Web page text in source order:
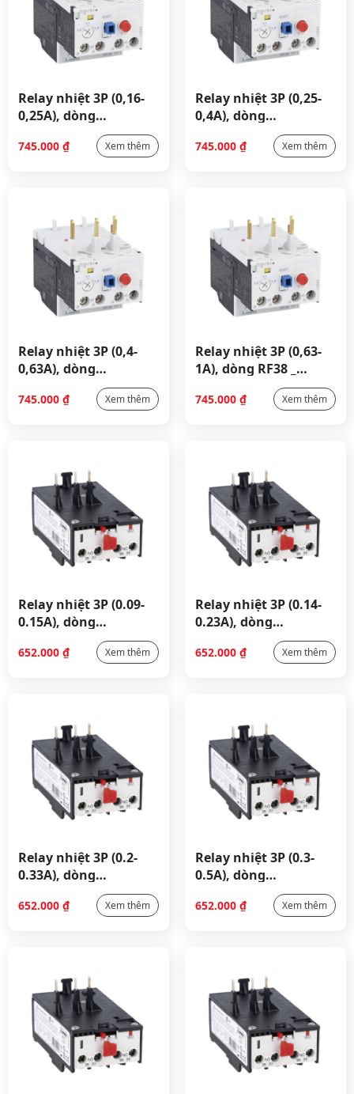
Relay nhiệt 3P (0,16-
0,25A), dòng
RF38_RF380025
745.000 ₫ Xem thêm
Relay nhiệt 3P (0,25-
0,4A), dòng
RF38_RF380040
745.000 ₫ Xem thêm
Relay nhiệt 3P (0,4-
0,63A), dòng
RF38_RF380063
745.000 ₫ Xem thêm
Relay nhiệt 3P (0,63-
1A), dòng RF38 _
745.000 ₫ Xem thêm
Relay nhiệt 3P (0.09-
0.15A), dòng
RF9_11RF9015
652.000 ₫ Xem thêm
Relay nhiệt 3P (0.14-
0.23A), dòng
RF9_11RF9023
652.000 ₫ Xem thêm
Relay nhiệt 3P (0.2-
0.33A), dòng
RF9_11RF9033
652.000 ₫ Xem thêm
Relay nhiệt 3P (0.3-
0.5A), dòng
652.000 ₫ Xem thêm